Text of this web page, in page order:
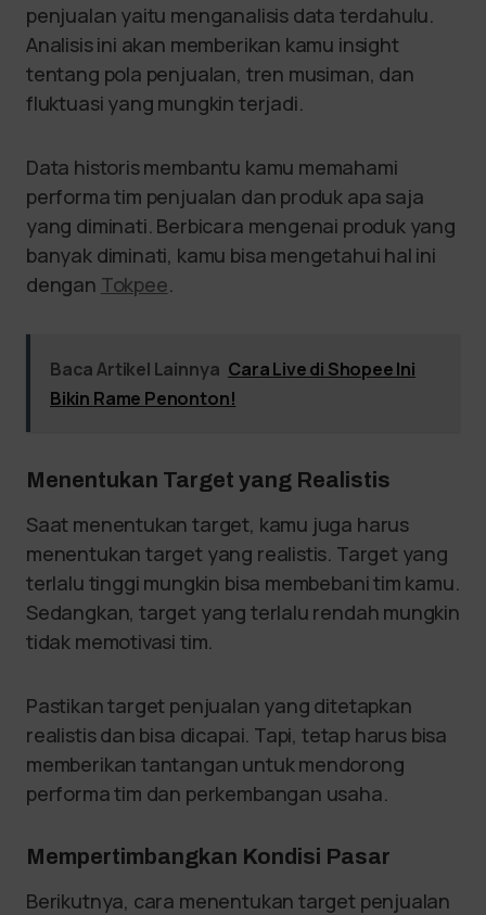
penjualan yaitu menganalisis data terdahulu.
Analisis ini akan memberikan kamu insight
tentang pola penjualan, tren musiman, dan
fluktuasi yang mungkin terjadi.
Data historis membantu kamu memahami
performa tim penjualan dan produk apa saja
yang diminati. Berbicara mengenai produk yang
banyak diminati, kamu bisa mengetahui hal ini
dengan Tokpee.
Baca Artikel Lainnya Cara Live di Shopee Ini
Bikin Rame Penonton!
Menentukan Target yang Realistis
Saat menentukan target, kamu juga harus
menentukan target yang realistis. Target yang
terlalu tinggi mungkin bisa membebani tim kamu.
Sedangkan, target yang terlalu rendah mungkin
tidak memotivasi tim.
Pastikan target penjualan yang ditetapkan
realistis dan bisa dicapai. Tapi, tetap harus bisa
memberikan tantangan untuk mendorong
performa tim dan perkembangan usaha.
Mempertimbangkan Kondisi Pasar
Berikutnya, cara menentukan target penjualan